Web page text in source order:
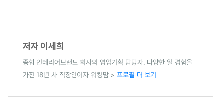
저자 이세희
종합 인테리어브랜드 회사의 영업기획 담당자. 다양한 일 경험을
가진 18년 차 직장인이자 워킹맘 > 프로필 더 보기